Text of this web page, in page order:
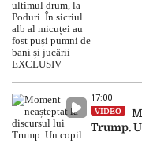
17:00
VIDEO
Trump.